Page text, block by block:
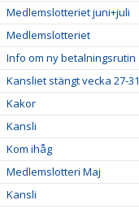
Medlemslotteriet juni+juli
Medlemslotteriet
Info om ny betalningsrutin
Kansliet stängt vecka 27-31
Kakor
Kansli
Kom ihåg
Medlemslotteri Maj
Kansli